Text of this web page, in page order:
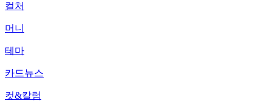
컬처
머니
테마
카드뉴스
컷&칼럼